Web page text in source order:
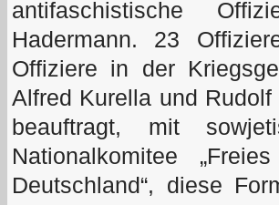
antifaschistische
Hadermann. 23
Offiziere in der
Alfred Kurella und
beauftragt, mit
Nationalkomitee
Deutschland“, diese